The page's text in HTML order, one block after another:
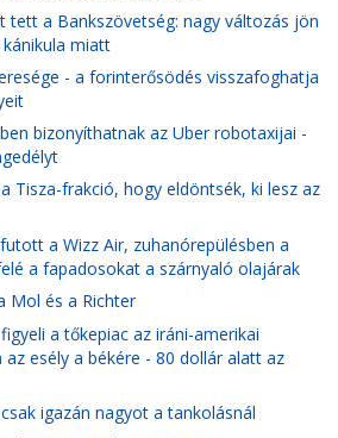
tett a Bankszövetség: nagy változás jön
miatt
- a forinterősödés visszafoghatja
bizonyíthatnak az Uber robotaxijai -
Tisza-frakció, hogy eldöntsék, ki lesz az
a Wizz Air, zuhanórepülésben a
a fapadosokat a szárnyaló olajárak
Mol és a Richter
a tőkepiac az iráni-amerikai
esély a békére - 80 dollár alatt az
igazán nagyot a tankolásnál